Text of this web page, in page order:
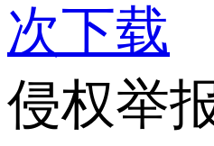
次下载
侵权举